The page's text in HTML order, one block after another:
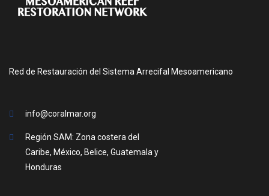
Red de Restauración del Sistema Arrecifal Mesoamericano
info@coralmar.org
Región SAM: Zona costera del
Caribe, México, Belice, Guatemala y
Honduras